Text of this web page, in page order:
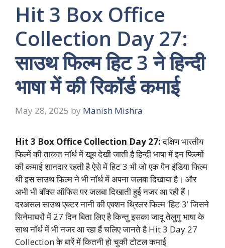
Hit 3 Box Office
Collection Day 27:
साउथ फिल्म हिट 3 ने हिन्दी
भाषा में की रिकॉर्ड कमाई
May 28, 2025 by Manish Mishra
Hit 3 Box Office Collection Day 27:दक्षिण भारतीय
फिल्में की ताकत नॉर्थ में खूब देखी जाती है हिन्दी भाषा में इन फिल्मों
की कमाई शानदार रहती है ऐसे में हिट 3 भी जो एक पैन इंडिया फिल्म
थी इस साउथ फिल्म ने भी नॉर्थ में अपना जलबा दिखाया है। और
अभी भी बॉक्स ऑफिस पर जलबा दिखाती हुई नजर आ रही हैं।
दरअसल साउथ एक्टर नानी की एक्शन थ्रिलर फिल्म ‘हिट 3’ जिसने
सिनेमाघरों में 27 दिन बिता लिए है किन्तु इसका जादू तेलुगु भाषा के
साथ नॉर्थ में भी नजर आ रहा हैं चलिए जानते है Hit 3 Day 27
Collection के बारें में कितनी हो चुकी टोटल कमाई